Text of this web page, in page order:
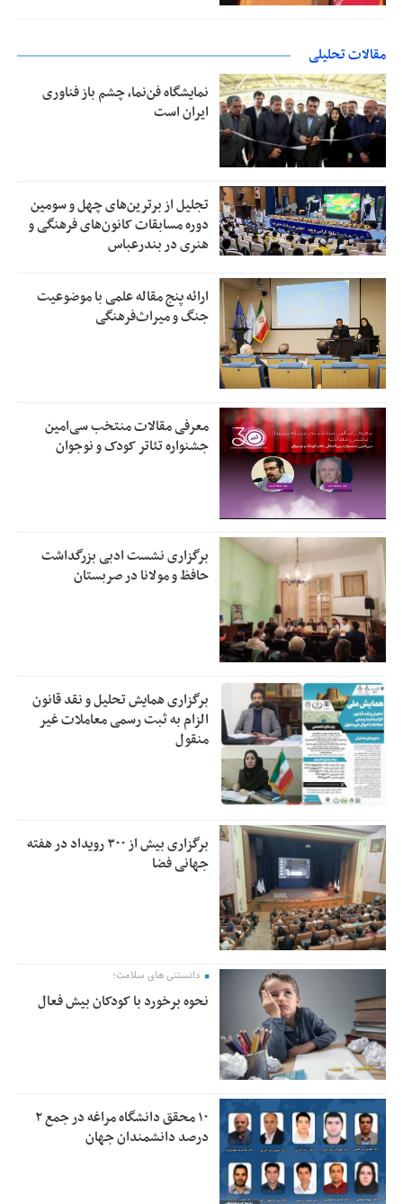
مقالات تحلیلی
نمایشگاه فن‌نما، چشم باز فناوری
ایران است
تجلیل از بر‌ترین‌های چهل و سومین
دوره مسابقات کانون‌های فرهنگی و
هنری در بندرعباس
ارائه پنج مقاله علمی با موضوعیت
جنگ و میراث‌فرهنگی
معرفی مقالات منتخب سی‌امین
جشنواره تئاتر کودک و نوجوان
برگزاری نشست ادبی بزرگداشت
حافظ و مولانا در صربستان
برگزاری همایش تحلیل و نقد قانون
الزام به ثبت رسمی معاملات غیر
منقول
برگزاری بیش از ۳۰۰ رویداد در هفته
جهانی فضا
دانستنی های سلامت؛
نحوه برخورد با کودکان بیش فعال
۱۰ محقق دانشگاه مراغه در جمع ۲
درصد دانشمندان جهان